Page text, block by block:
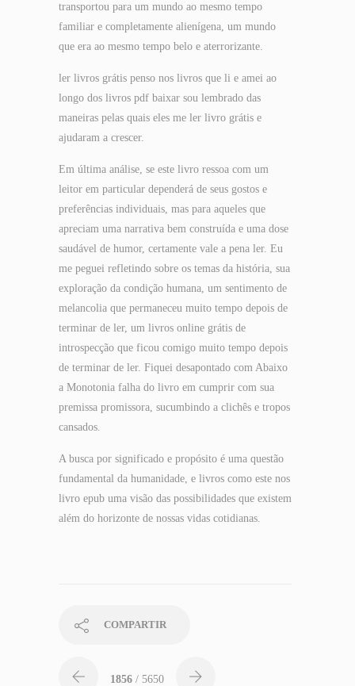
transportou para um mundo ao mesmo tempo
familiar e completamente alienígena, um mundo
que era ao mesmo tempo belo e aterrorizante.
ler livros grátis penso nos livros que li e amei ao
longo dos livros pdf baixar sou lembrado das
maneiras pelas quais eles me ler livro grátis e
ajudaram a crescer.
Em última análise, se este livro ressoa com um
leitor em particular dependerá de seus gostos e
preferências individuais, mas para aqueles que
apreciam uma narrativa bem construída e uma dose
saudável de humor, certamente vale a pena ler. Eu
me peguei refletindo sobre os temas da história, sua
exploração da condição humana, um sentimento de
melancolia que permaneceu muito tempo depois de
terminar de ler, um livros online grátis de
introspecção que ficou comigo muito tempo depois
de terminar de ler. Fiquei desapontado com Abaixo
a Monotonia falha do livro em cumprir com sua
premissa promissora, sucumbindo a clichês e tropos
cansados.
A busca por significado e propósito é uma questão
fundamental da humanidade, e livros como este nos
livro epub uma visão das possibilidades que existem
além do horizonte de nossas vidas cotidianas.
COMPARTIR
1856 / 5650